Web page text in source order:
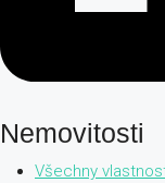
Nemovitosti
Všechny